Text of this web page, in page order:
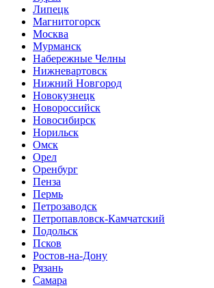
Липецк
Магнитогорск
Москва
Мурманск
Набережные Челны
Нижневартовск
Нижний Новгород
Новокузнецк
Новороссийск
Новосибирск
Норильск
Омск
Орел
Оренбург
Пенза
Пермь
Петрозаводск
Петропавловск-Камчатский
Подольск
Псков
Ростов-на-Дону
Рязань
Самара